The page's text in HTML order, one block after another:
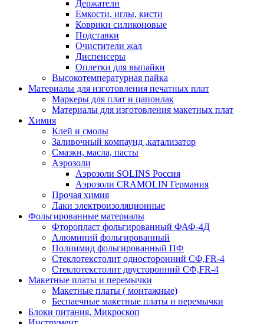
Держатели
Емкости, иглы, кисти
Коврики силиконовые
Подставки
Очистители жал
Диспенсеры
Оплетки для выпайки
Высокотемпературная пайка
Материалы для изготовления печатных плат
Маркеры для плат и цапонлак
Материалы для изготовления макетных плат
Химия
Клей и смолы
Заливочный компаунд ,катализатор
Смазки, масла, пасты
Аэрозоли
Аэрозоли SOLINS Россия
Аэрозоли CRAMOLIN Германия
Прочая химия
Лаки электроизоляционные
Фольгированные материалы
Фторопласт фольгированный ФАФ-4Д
Алюминий фольгированный
Полиимид фольгированный ПФ
Стеклотекстолит односторонний CФ,FR-4
Стеклотекстолит двусторонний СФ,FR-4
Макетные платы и перемычки
Макетные платы ( монтажные)
Беспаечные макетные платы и перемычки
Блоки питания, Микроскоп